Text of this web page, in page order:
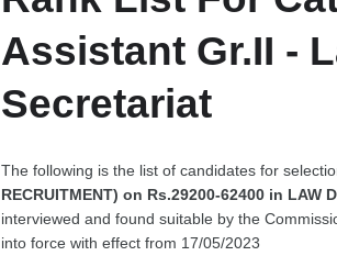
Assistant Gr.II -
Secretariat
The following is the list of candidates for
RECRUITMENT) on Rs.29200-62400 in LAW
interviewed and found suitable by the
into force with effect from 17/05/2023